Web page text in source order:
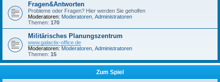
Fragen&Antworten
Probleme oder Fragen? Hier werden Sie geholfen
Moderatoren: Moderatoren Administratoren
Themen: 170
Militärisches Planungszentrum
www.galactix-office.de
Moderatoren: Moderatoren Administratoren
Themen: 15
Zum Spiel